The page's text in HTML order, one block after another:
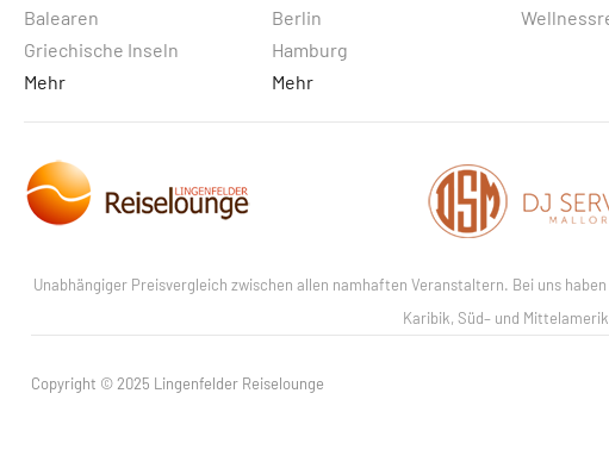
Balearen
Griechische Inseln
Mehr
Berlin
Hamburg
Mehr
Unabhängiger Preisvergleich zwischen allen namhaften Veranstaltern. Bei uns
Karibik, Süd– und
Copyright © 2025 Lingenfelder Reiselounge